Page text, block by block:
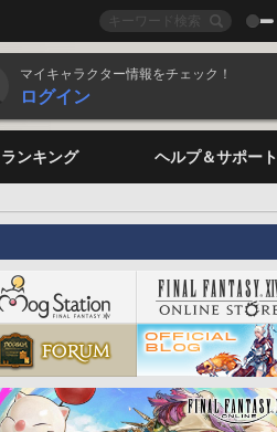
マイキャラクター情報をチェック！
ログイン
ランキング ヘルプ＆サポート